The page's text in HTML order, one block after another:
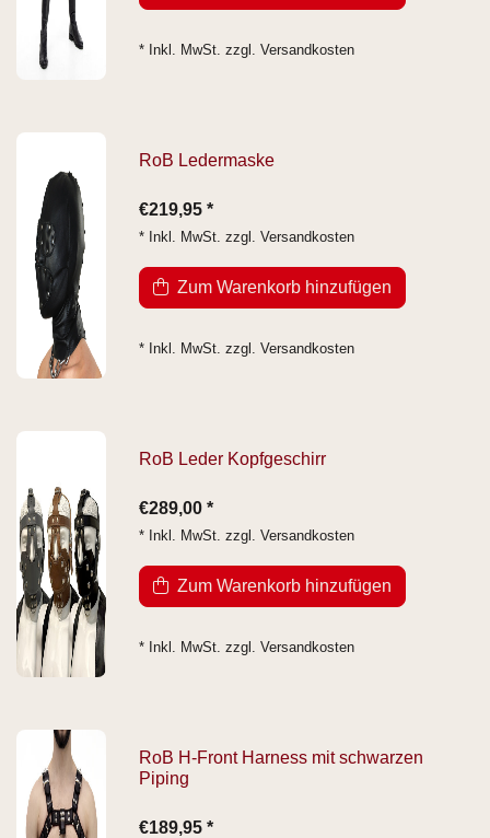
* Inkl. MwSt. zzgl. Versandkosten
RoB Ledermaske
€219,95 *
* Inkl. MwSt. zzgl. Versandkosten
Zum Warenkorb hinzufügen
* Inkl. MwSt. zzgl. Versandkosten
RoB Leder Kopfgeschirr
€289,00 *
* Inkl. MwSt. zzgl. Versandkosten
Zum Warenkorb hinzufügen
* Inkl. MwSt. zzgl. Versandkosten
RoB H-Front Harness mit schwarzen
Piping
€189,95 *